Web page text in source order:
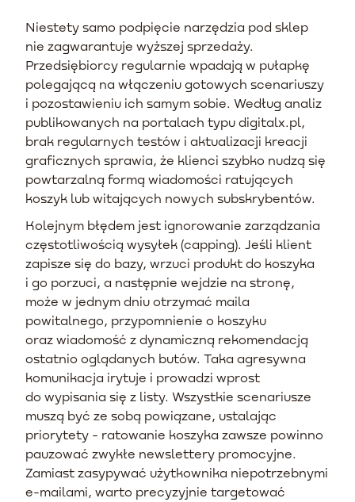
Niestety samo podpięcie narzędzia pod sklep
nie zagwarantuje wyższej sprzedaży.
Przedsiębiorcy regularnie wpadają w pułapkę
polegającą na włączeniu gotowych scenariuszy
i pozostawieniu ich samym sobie. Według analiz
publikowanych na portalach typu digitalx.pl,
brak regularnych testów i aktualizacji kreacji
graficznych sprawia, że klienci szybko nudzą się
powtarzalną formą wiadomości ratujących
koszyk lub witających nowych subskrybentów.
Kolejnym błędem jest ignorowanie zarządzania
częstotliwością wysyłek (capping). Jeśli klient
zapisze się do bazy, wrzuci produkt do koszyka
i go porzuci, a następnie wejdzie na stronę,
może w jednym dniu otrzymać maila
powitalnego, przypomnienie o koszyku
oraz wiadomość z dynamiczną rekomendacją
ostatnio oglądanych butów. Taka agresywna
komunikacja irytuje i prowadzi wprost
do wypisania się z listy. Wszystkie scenariusze
muszą być ze sobą powiązane, ustalając
priorytety - ratowanie koszyka zawsze powinno
pauzować zwykłe newslettery promocyjne.
Zamiast zasypywać użytkownika niepotrzebnymi
e-mailami, warto precyzyjnie targetować